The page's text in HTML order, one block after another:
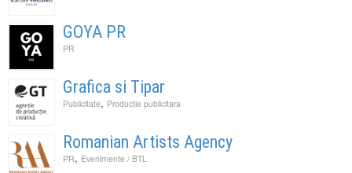
GOYA PR
PR
Grafica si Tipar
Publicitate, Productie publicitara
Romanian Artists Agency
PR, Evenimente / BTL